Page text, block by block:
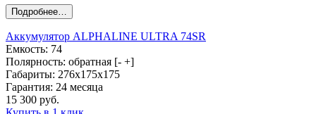
Аккумулятор ALPHALINE ULTRA 74SR
Емкость: 74
Полярность: обратная [- +]
Габариты: 276x175x175
Гарантия: 24 месяца
15 300 руб.